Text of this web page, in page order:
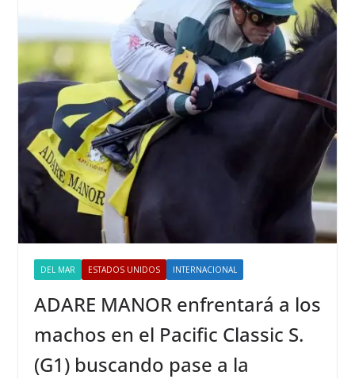
DEL MAR ESTADOS UNIDOS INTERNACIONAL
ADARE MANOR enfrentará a los
machos en el Pacific Classic S.
(G1) buscando pase a la